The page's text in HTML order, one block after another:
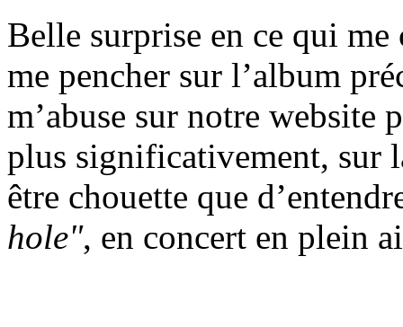
Belle surprise en ce qui
me pencher sur l’album
m’abuse sur notre website
plus significativement, sur
être chouette que
hole", en concert en plein